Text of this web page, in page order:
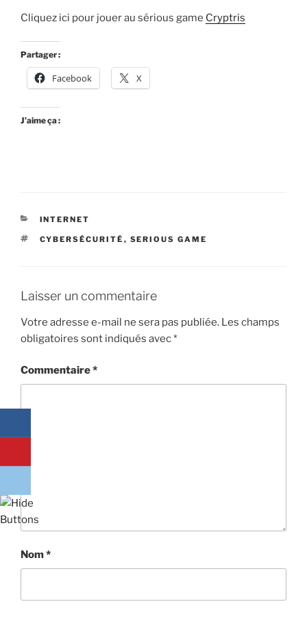
Cliquez ici pour jouer au sérious game Cryptris
Partager :
Facebook X
J’aime ça :
CATÉGORIES
INTERNET
ÉTIQUETTES
CYBERSÉCURITÉ , SERIOUS GAME
Laisser un commentaire
Votre adresse e-mail ne sera pas publiée. Les champs
obligatoires sont indiqués avec*
Commentaire*
Nom*